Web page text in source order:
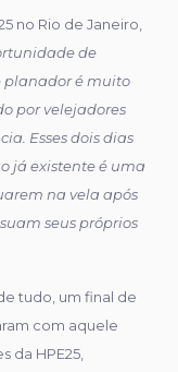
no Rio de Janeiro,
de
planador é muito
por velejadores
Esses dois dias
já existente é uma
na vela após
seus próprios
tudo, um final de
com aquele
da HPE25,